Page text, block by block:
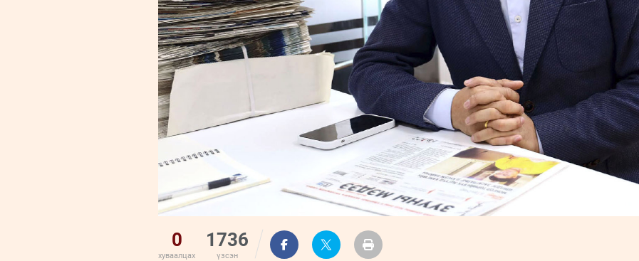
0
хуваалцах
1736
үзсэн